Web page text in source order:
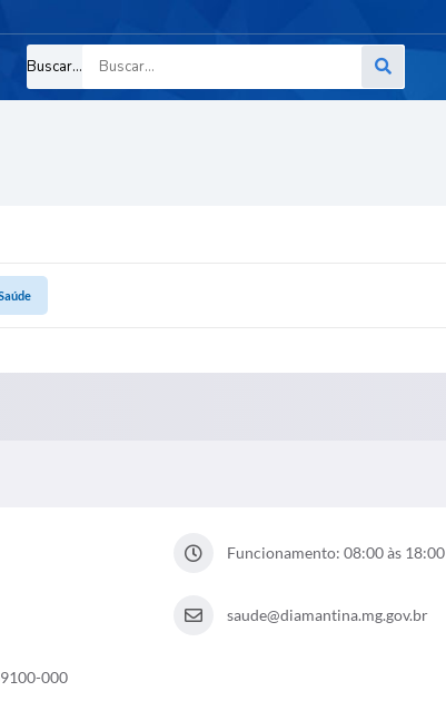
Buscar...
Funcionamento: 08:00 às 18:00
saude@diamantina.mg.gov.br
000